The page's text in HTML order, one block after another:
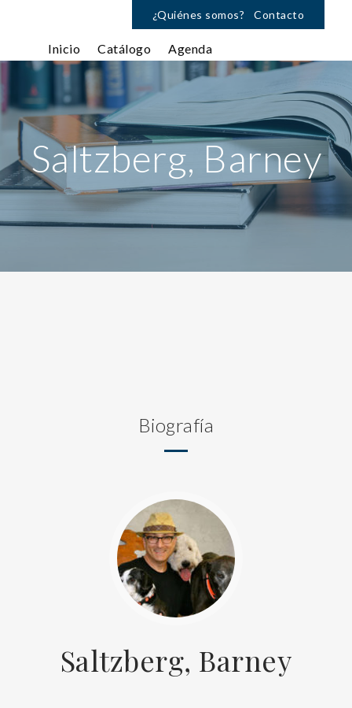
¿Quiénes somos? Contacto
Inicio Catálogo Agenda
Saltzberg, Barney
Biografía
Saltzberg, Barney